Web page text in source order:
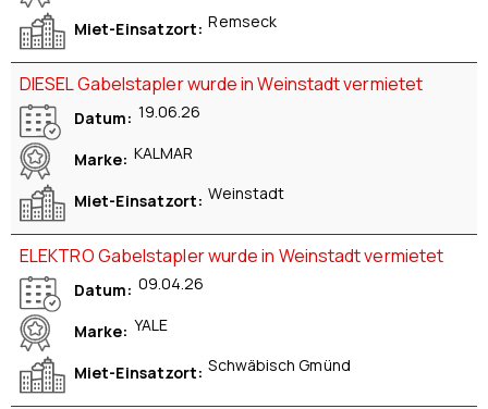
Miet-Einsatzort Remseck
DIESEL Gabelstapler wurde in Weinstadt vermietet
Datum 19.06.26
Marke KALMAR
Miet-Einsatzort Weinstadt
ELEKTRO Gabelstapler wurde in Weinstadt vermietet
Datum 09.04.26
Marke YALE
Miet-Einsatzort Schwäbisch Gmünd